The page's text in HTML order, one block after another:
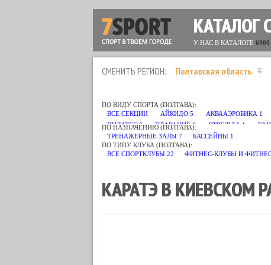
КАТАЛОГ
У НАС В КАТАЛОГЕ 6900
СМЕНИТЬ РЕГИОН: Полтавская область
ПО ВИДУ СПОРТА (ПОЛТАВА):
ВСЕ СЕКЦИИ
АЙКИДО 5 АКВААЭРОБИКА 1
ПИЛАТЕС 6 ПЛАВАНИЕ 1 СТРЕЛЬБА 1
ПО НАЗНАЧЕНИЮ (ПОЛТАВА):
ТРЕНАЖЕРНЫЕ ЗАЛЫ 7 БАССЕЙНЫ 1
ПО ТИПУ КЛУБА (ПОЛТАВА):
ВСЕ СПОРТКЛУБЫ 22 ФИТНЕС-КЛУБЫ И
КАРАТЭ В КИЕВСКОМ